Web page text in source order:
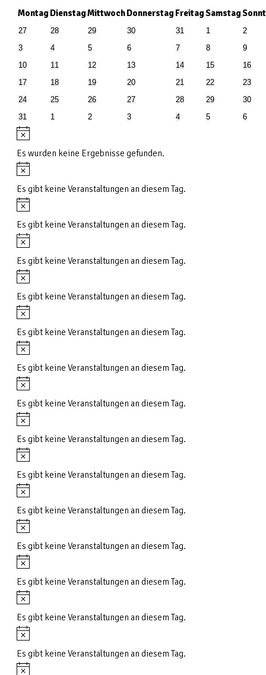
von
Veranstaltungen
MontagDienstagMittwochDonnerstagFreitagSamstag
0
27
0
28
0
29
0
30
0
31
01
0
2
0
3
0
4
0
5
0
6
0
7
0
8
0
9
010
011
012
013
014
015
016
017
018
019
0
20
0
21
0
22
0
23
0
24
0
25
0
26
0
27
0
28
0
29
0
30
0
Veranstaltungen
31
01
0
2
0
3
0
4
0
5
0
6
Hinweis
Es wurden keine Ergebnisse gefunden.
Hinweis
Es gibt keine Veranstaltungen an diesem Tag.
Hinweis
Es gibt keine Veranstaltungen an diesem Tag.
Hinweis
Es gibt keine Veranstaltungen an diesem Tag.
Hinweis
Es gibt keine Veranstaltungen an diesem Tag.
Hinweis
Es gibt keine Veranstaltungen an diesem Tag.
Hinweis
Es gibt keine Veranstaltungen an diesem Tag.
Hinweis
Es gibt keine Veranstaltungen an diesem Tag.
Hinweis
Es gibt keine Veranstaltungen an diesem Tag.
Hinweis
Es gibt keine Veranstaltungen an diesem Tag.
Hinweis
Es gibt keine Veranstaltungen an diesem Tag.
Hinweis
Es gibt keine Veranstaltungen an diesem Tag.
Hinweis
Es gibt keine Veranstaltungen an diesem Tag.
Hinweis
Es gibt keine Veranstaltungen an diesem Tag.
Hinweis
Es gibt keine Veranstaltungen an diesem Tag.
Hinweis